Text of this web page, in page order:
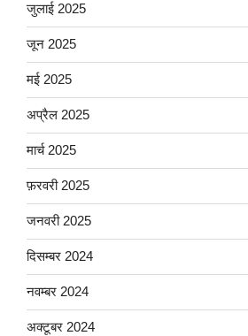
जुलाई 2025
जून 2025
मई 2025
अप्रैल 2025
मार्च 2025
फ़रवरी 2025
जनवरी 2025
दिसम्बर 2024
नवम्बर 2024
अक्टूबर 2024